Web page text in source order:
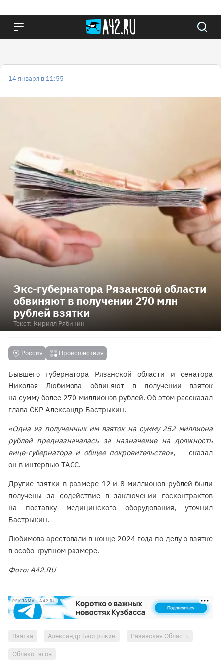
14 января в 11:55
Экс-губернатора Рязанской области
обвиняют в получении 270 млн
рублей взятки
Текст: Кирилл Рябинин
Россия Происшествия
Бывшего губернатора Рязанской области и сенатора
Николая Любимова обвиняют в получении взяток
на сумму более 270 миллионов рублей. Об этом рассказал
глава СКР Александр Бастрыкин.
«Одна из полученных им взяток на сумму 252 миллиона
рублей предназначалась за назначение на должность
вице-губернатора и общее покровительство», — сказал
он в интервью ТАСС.
Другие взятки в размере 12 и 8 миллионов рублей были
получены за содействие в заключении госконтрактов
на поставку медицинского оборудования, уточнил
Бастрыкин.
Любимова арестовали в конце 2024 года по делу о взятке
в особо крупном размере.
Фото: А42.RU
РЕКЛАМА • A42.RU
Взятка Александр Бастрыкин Рязанская Область
Облако тэгов